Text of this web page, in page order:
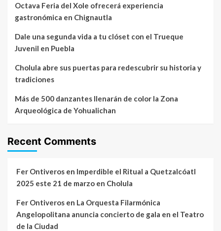
Octava Feria del Xole ofrecerá experiencia
gastronómica en Chignautla
Dale una segunda vida a tu clóset con el Trueque
Juvenil en Puebla
Cholula abre sus puertas para redescubrir su historia y
tradiciones
Más de 500 danzantes llenarán de color la Zona
Arqueológica de Yohualichan
Recent Comments
Fer Ontiveros en Imperdible el Ritual a Quetzalcóatl
2025 este 21 de marzo en Cholula
Fer Ontiveros en La Orquesta Filarmónica
Angelopolitana anuncia concierto de gala en el Teatro
de la Ciudad